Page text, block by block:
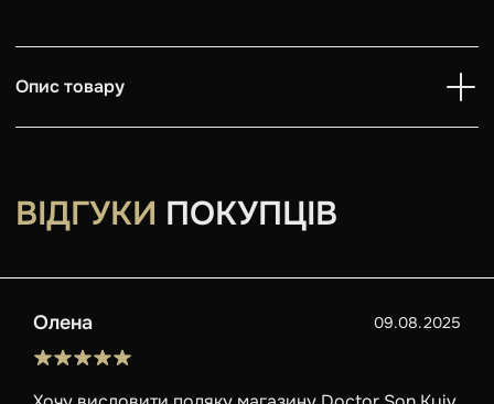
Опис товару
ВІДГУКИ ПОКУПЦІВ
Олена 09.08.2025